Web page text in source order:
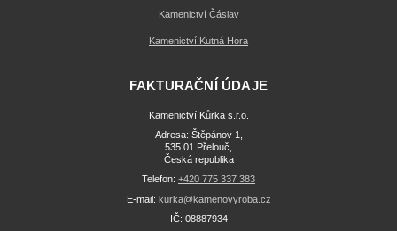
Kamenictví Čáslav
Kamenictví Kutná Hora
FAKTURAČNÍ ÚDAJE
Kamenictví Kůrka s.r.o.
Adresa: Štěpánov 1,
535 01 Přelouč,
Česká republika
Telefon: +420 775 337 383
E-mail: kurka@kamenovyroba.cz
IČ: 08887934